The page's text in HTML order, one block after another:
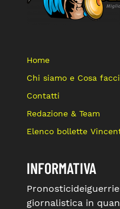
Home
Chi siamo e Cosa
Contatti
Redazione & Team
Elenco bollette
INFORMATIVA
giornalistica in